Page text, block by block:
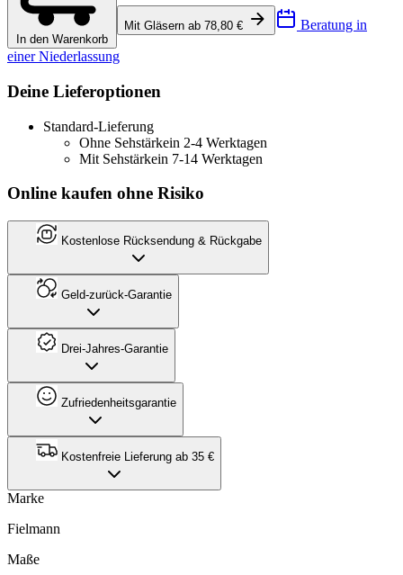
In den Warenkorb
Mit Gläsern ab 78,80 € Beratung in
einer Niederlassung
Deine Lieferoptionen
Standard-Lieferung
Ohne Sehstärkein 2-4 Werktagen
Mit Sehstärkein 7-14 Werktagen
Online kaufen ohne Risiko
Kostenlose Rücksendung & Rückgabe
Geld-zurück-Garantie
Drei-Jahres-Garantie
Zufriedenheitsgarantie
Kostenfreie Lieferung ab 35 €
Marke
Fielmann
Maße